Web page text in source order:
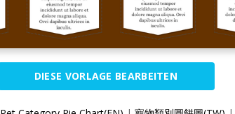
DIESE VORLAGE BEARBEITEN